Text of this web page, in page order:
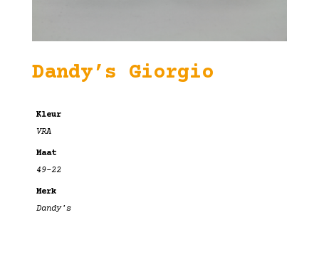
Dandy’s Giorgio
Kleur
VRA
Maat
49-22
Merk
Dandy's